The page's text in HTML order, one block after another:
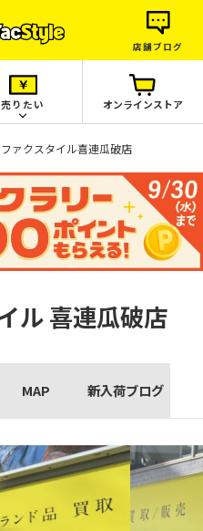
店舗ブログ
売りたい オンラインストア
ファクスタイル喜連瓜破店
ル喜連瓜破店
MAP 新入荷ブログ